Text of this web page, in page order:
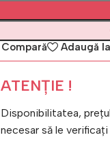
Compară
Adaugă
ATENȚIE !
Disponibilitatea,
necesar să le